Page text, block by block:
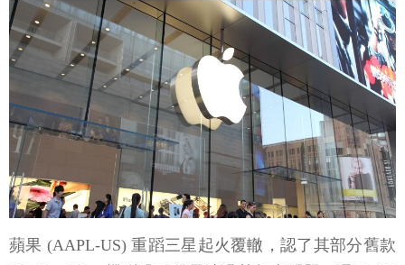
蘋果 (AAPL-US) 重蹈三星起火覆轍，認了其部分舊款